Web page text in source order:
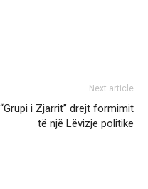
Next article
“Grupi i Zjarrit” drejt formimit
të një Lëvizje politike